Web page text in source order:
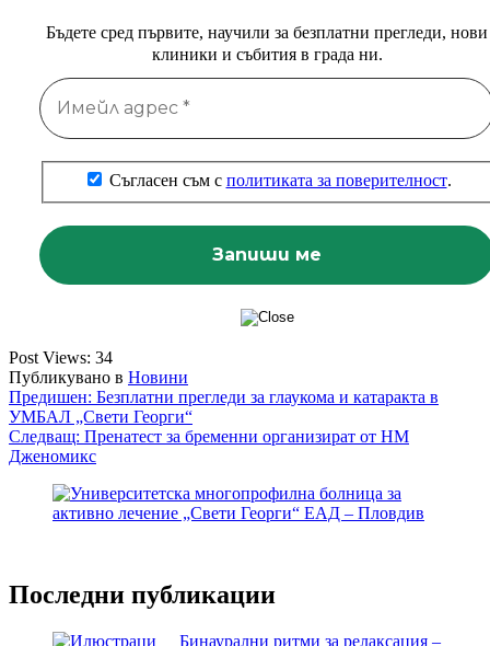
Бъдете сред първите, научили за безплатни прегледи, нови
клиники и събития в града ни.
Съгласен съм с политиката за поверителност.
Post Views: 34
Публикувано в Новини
Навигация
Предишен: Безплатни прегледи за глаукома и катаракта в
УМБАЛ „Свети Георги“
Следващ: Пренатест за бременни организират от НМ
Дженомикс
Последни публикации
Бинаурални ритми за релаксация –